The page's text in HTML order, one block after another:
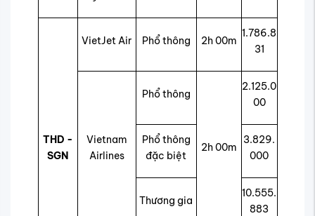
THD -
SGN
VietJet Air Phổ thông 2h 00m
1.786.8
31
Vietnam
Airlines
Phổ thông
2h 00m
2.125.0
00
Phổ thông
đặc biệt
3.829.
000
Thương gia
10.555.
883